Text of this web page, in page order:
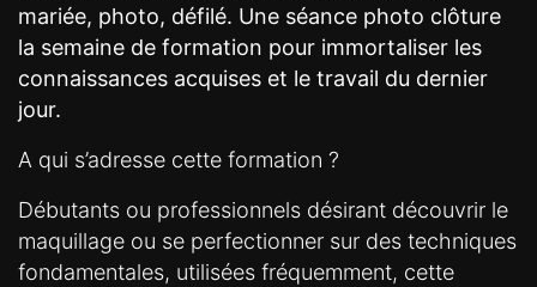
mariée, photo, défilé. Une séance photo clôture
la semaine de formation pour immortaliser les
connaissances acquises et le travail du dernier
jour.
A qui s’adresse cette formation ?
Débutants ou professionnels désirant découvrir le
maquillage ou se perfectionner sur des techniques
fondamentales, utilisées fréquemment, cette